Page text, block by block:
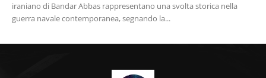
iraniano di Bandar Abbas rappresentano una svolta storica nella
guerra navale contemporanea, segnando la...